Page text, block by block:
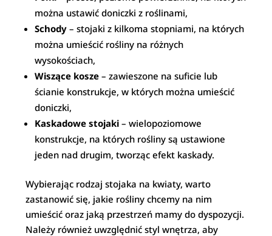
można ustawić doniczki z roślinami,
Schody – stojaki z kilkoma stopniami, na których
można umieścić rośliny na różnych
wysokościach,
Wiszące kosze – zawieszone na suficie lub
ścianie konstrukcje, w których można umieścić
doniczki,
Kaskadowe stojaki – wielopoziomowe
konstrukcje, na których rośliny są ustawione
jeden nad drugim, tworząc efekt kaskady.
Wybierając rodzaj stojaka na kwiaty, warto
zastanowić się, jakie rośliny chcemy na nim
umieścić oraz jaką przestrzeń mamy do dyspozycji.
Należy również uwzględnić styl wnętrza, aby